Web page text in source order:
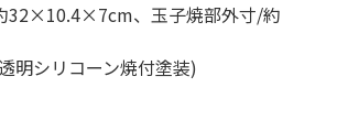
32×10.4×7cm、玉子焼部外寸/約
明シリコーン焼付塗装)